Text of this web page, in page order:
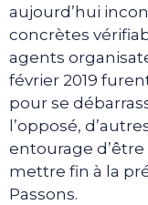
aujourd’hui
concrètes
agents
février 2019
pour se
l’opposé,
entourage
mettre fin à la
Passons.